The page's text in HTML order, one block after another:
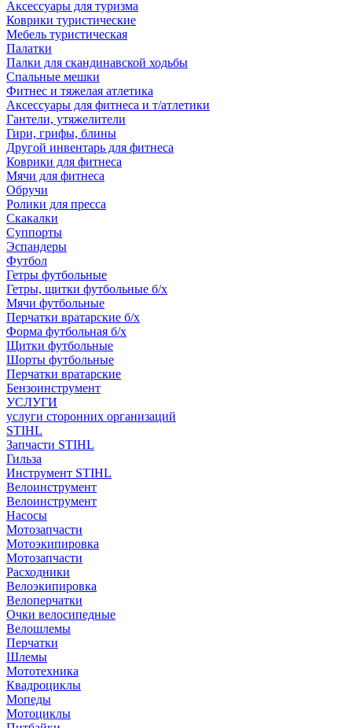
Аксессуары для туризма
Коврики туристические
Мебель туристическая
Палатки
Палки для скандинавской ходьбы
Спальные мешки
Фитнес и тяжелая атлетика
Аксессуары для фитнеса и т/атлетики
Гантели, утяжелители
Гири, грифы, блины
Другой инвентарь для фитнеса
Коврики для фитнеса
Мячи для фитнеса
Обручи
Ролики для пресса
Скакалки
Суппорты
Эспандеры
Футбол
Гетры футбольные
Гетры, щитки футбольные б/х
Мячи футбольные
Перчатки вратарские б/х
Форма футбольная б/х
Щитки футбольные
Шорты футбольные
Перчатки вратарские
Бензоинструмент
УСЛУГИ
услуги сторонних организаций
STIHL
Запчасти STIHL
Гильза
Инструмент STIHL
Велоинструмент
Велоинструмент
Насосы
Мотозапчасти
Мотоэкипировка
Мотозапчасти
Расходники
Велоэкипировка
Велоперчатки
Очки велосипедные
Велошлемы
Перчатки
Шлемы
Мототехника
Квадроциклы
Мопеды
Мотоциклы